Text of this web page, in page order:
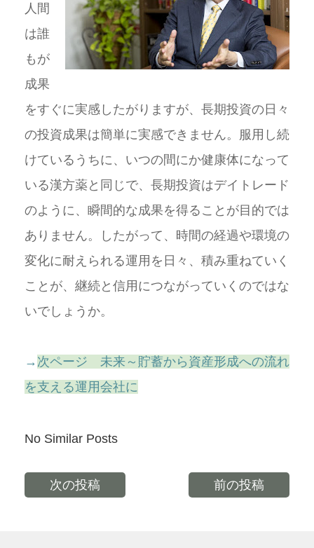
人間
は誰
もが
成果
をすぐに実感したがりますが、長期投資の日々
の投資成果は簡単に実感できません。服用し続
けているうちに、いつの間にか健康体になって
いる漢方薬と同じで、長期投資はデイトレード
のように、瞬間的な成果を得ることが目的では
ありません。したがって、時間の経過や環境の
変化に耐えられる運用を日々、積み重ねていく
ことが、継続と信用につながっていくのではな
いでしょうか。
→ 次ページ 未来～貯蓄から資産形成への流れ
を支える運用会社に
No Similar Posts
次の投稿 前の投稿